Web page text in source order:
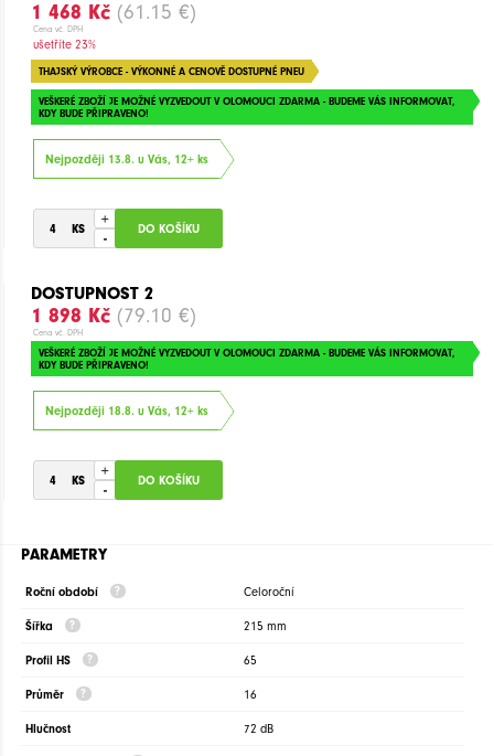
1 468 Kč (61.15 €)
Cena vč. DPH
ušetříte 23%
THAJSKÝ VÝROBCE - VÝKONNÉ A CENOVĚ DOSTUPNÉ PNEU
VEŠKERÉ ZBOŽÍ JE MOŽNÉ VYZVEDOUT V OLOMOUCI ZDARMA - BUDEME VÁS INFORMOVAT,
KDY BUDE PŘIPRAVENO!
Nejpozději 13.8. u Vás, 12+ ks
+
-
DOSTUPNOST 2
1 898 Kč (79.10 €)
Cena vč. DPH
VEŠKERÉ ZBOŽÍ JE MOŽNÉ VYZVEDOUT V OLOMOUCI ZDARMA - BUDEME VÁS INFORMOVAT,
KDY BUDE PŘIPRAVENO!
Nejpozději 18.8. u Vás, 12+ ks
+
-
PARAMETRY
Roční období Celoroční
Šířka 215 mm
Profil HS 65
Průměr 16
Hlučnost 72 dB